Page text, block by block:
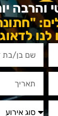
אורבנית
היה
רוצים
לנו